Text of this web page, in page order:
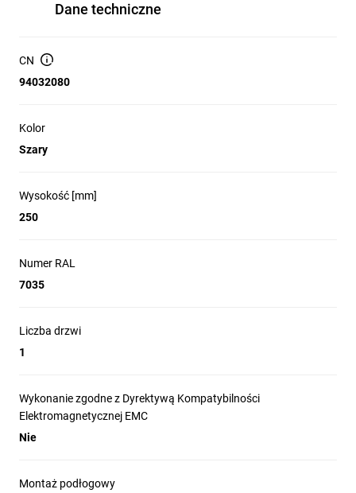
Dane techniczne
CN
94032080
Kolor
Szary
Wysokość [mm]
250
Numer RAL
7035
Liczba drzwi
1
Wykonanie zgodne z Dyrektywą Kompatybilności
Elektromagnetycznej EMC
Nie
Montaż podłogowy